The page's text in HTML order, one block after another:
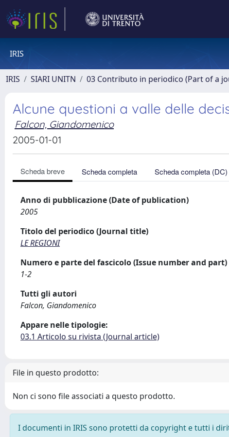
IRIS
IRIS SIARI UNITN 03 Contributo in periodico (Part of a
Alcune questioni a valle delle
Falcon, Giandomenico
2005-01-01
Scheda breve Scheda completa Scheda completa (DC)
Anno di pubblicazione (Date of publication)
2005
Titolo del periodico (Journal title)
LE REGIONI
Numero e parte del fascicolo (Issue number and part)
1-2
Tutti gli autori
Falcon, Giandomenico
Appare nelle tipologie:
03.1 Articolo su rivista (Journal article)
File in questo prodotto:
Non ci sono file associati a questo prodotto.
I documenti in IRIS sono protetti da copyright e tutti i